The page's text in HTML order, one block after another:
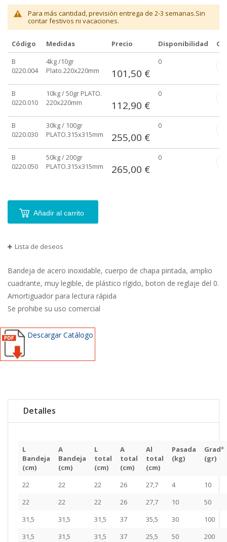
Para más cantidad, previsión entrega de 2-3 semanas.Sin
contar festivos ni vacaciones.
Elementos
de
agrupados
Código Medidas Precio Disponibilidad
B
0220.004
4kg /10gr
Plato.220x220mm
101,50 €
0
B
0220.010
10kg / 50gr PLATO.
220x220mm
112,90 €
0
B
0220.030
30kg / 100gr
PLATO.315x315mm
255,00 €
0
B
0220.050
50kg / 200gr
PLATO.315x315mm
265,00 €
0
Añadir al carrito
Lista de deseos
Bandeja de acero inoxidable, cuerpo de chapa pintada, amplio
cuadrante, muy legible, de plástico rígido, boton de reglaje del 0.
Amortiguador para lectura rápida
Se prohibe su uso comercial
Descargar Catálogo
Detalles
L
Bandeja
(cm)
A
Bandeja
(cm)
L
total
(cm)
A
total
(cm)
Al
total
(cm)
Pasada
(kg)
Gradº
(gr)
22 22 22 26 27,7 4
10
22
22 22 26 27,7 10
50
31,5
31,5 31,5 37 35,5 30
100
31,5
31,5 31,5 37 25,5 50 200